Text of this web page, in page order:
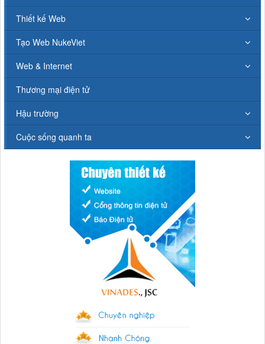
Thiết kế Web
Tạo Web NukeViet
Web & Internet
Thương mại điện tử
Hậu trường
Cuộc sống quanh ta